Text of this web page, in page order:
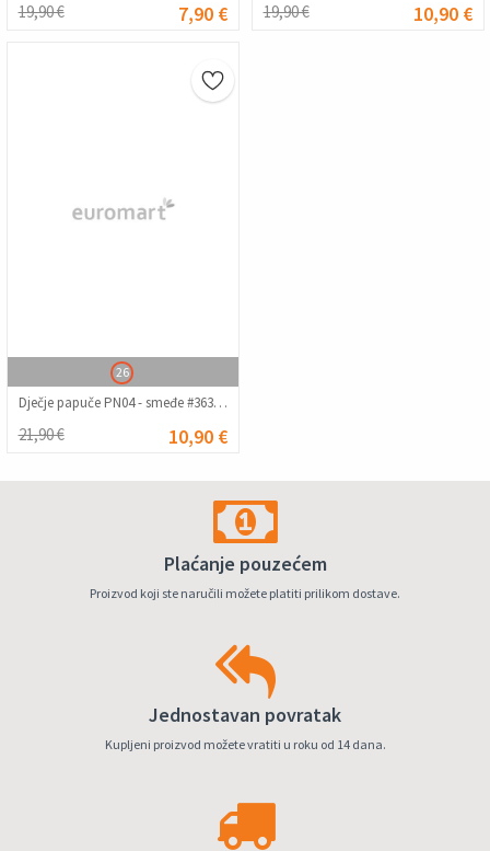
19,90 € 7,90 € 19,90 € 10,90 €
26
Dječje papuče PN04 - smeđe #363344
21,90 € 10,90 €
Plaćanje pouzećem
Proizvod koji ste naručili možete platiti prilikom dostave.
Jednostavan povratak
Kupljeni proizvod možete vratiti u roku od 14 dana.